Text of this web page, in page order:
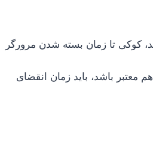
کوکی تا زمان بسته شدن مرورگر
باشد، باید زمان انقضای